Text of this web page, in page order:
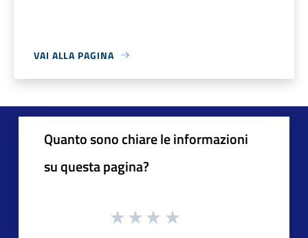
VAI ALLA PAGINA
Quanto sono chiare le informazioni
su questa pagina?